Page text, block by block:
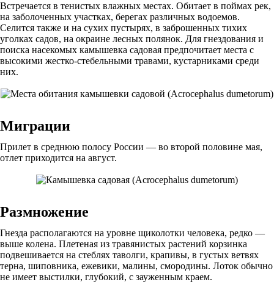
Встречается в тенистых влажных местах. Обитает в поймах рек,
на заболоченных участках, берегах различных водоемов.
Селится также и на сухих пустырях, в заброшенных тихих
уголках садов, на окраине лесных полянок. Для гнездования и
поиска насекомых камышевка садовая предпочитает места с
высокими жестко-стебельными травами, кустарниками среди
них.
Миграции
Прилет в среднюю полосу России — во второй половине мая,
отлет приходится на август.
Размножение
Гнезда располагаются на уровне щиколотки человека, редко —
выше колена. Плетеная из травянистых растений корзинка
подвешивается на стеблях таволги, крапивы, в густых ветвях
терна, шиповника, ежевики, малины, смородины. Лоток обычно
не имеет выстилки, глубокий, с зауженным краем.